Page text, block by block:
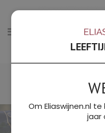
Om Eliaswijnen.nl
jaar